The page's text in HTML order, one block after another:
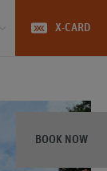
BOOK NOW
X-CARD